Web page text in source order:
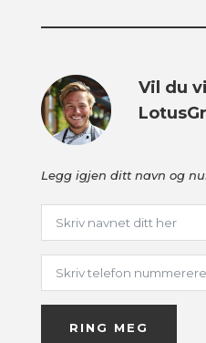
Vil du
Legg igjen ditt navn og
RING MEG